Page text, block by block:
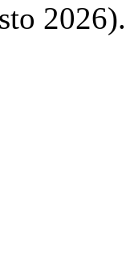
2026).